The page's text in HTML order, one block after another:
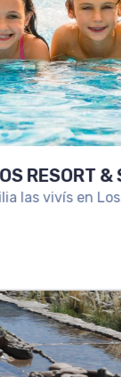
RESORT &
las vivís en Los